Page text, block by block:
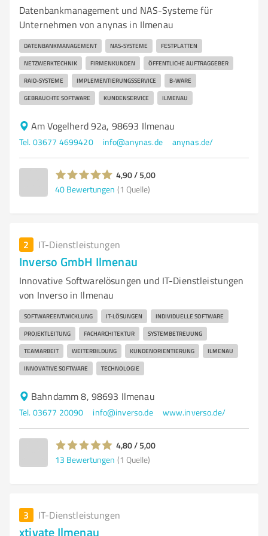
Datenbankmanagement und NAS-Systeme für
Unternehmen von anynas in Ilmenau
DATENBANKMANAGEMENT NAS-SYSTEME FESTPLATTEN
NETZWERKTECHNIK FIRMENKUNDEN ÖFFENTLICHE AUFTRAGGEBER
RAID-SYSTEME IMPLEMENTIERUNGSSERVICE B-WARE
GEBRAUCHTE SOFTWARE KUNDENSERVICE ILMENAU
Am Vogelherd 92a, 98693 Ilmenau
Tel. 03677 4699420 info@anynas.de anynas.de/
4,90 / 5,00
40 Bewertungen (1 Quelle)
2 IT-Dienstleistungen
Inverso GmbH Ilmenau
Innovative Softwarelösungen und IT-Dienstleistungen
von Inverso in Ilmenau
SOFTWAREENTWICKLUNG IT-LÖSUNGEN INDIVIDUELLE SOFTWARE
PROJEKTLEITUNG FACHARCHITEKTUR SYSTEMBETREUUNG
TEAMARBEIT WEITERBILDUNG KUNDENORIENTIERUNG ILMENAU
INNOVATIVE SOFTWARE TECHNOLOGIE
Bahndamm 8, 98693 Ilmenau
Tel. 03677 20090 info@inverso.de www.inverso.de/
4,80 / 5,00
13 Bewertungen (1 Quelle)
3 IT-Dienstleistungen
xtivate Ilmenau